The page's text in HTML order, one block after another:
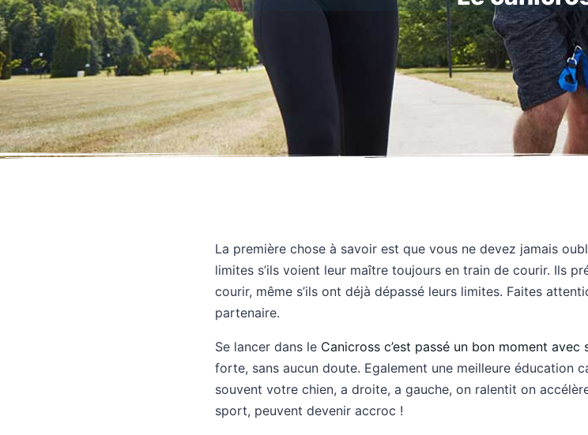
La première chose à savoir est que vous ne devez jamais
limites s’ils voient leur maître toujours en train de courir. Ils
courir, même s’ils ont déjà dépassé leurs limites. Faites
partenaire.
Se lancer dans le Canicross c’est passé un bon moment avec
forte, sans aucun doute. Egalement une meilleure éducation
souvent votre chien, a droite, a gauche, on ralentit on
sport, peuvent devenir accroc !